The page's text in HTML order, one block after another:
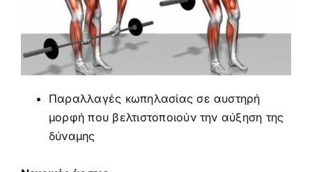
Παραλλαγές κωπηλασίας σε αυστηρή
μορφή που βελτιστοποιούν την αύξηση της
δύναμης